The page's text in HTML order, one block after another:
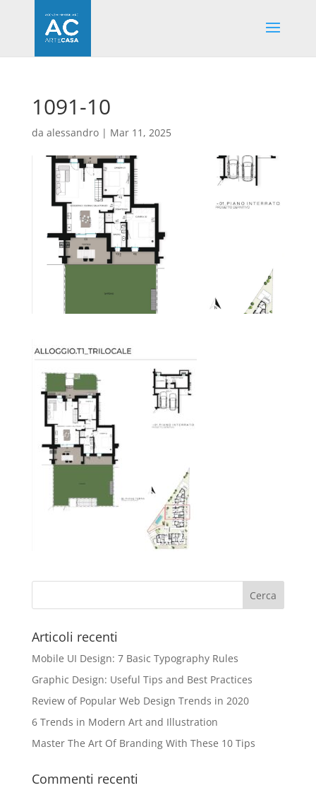
1091-10
da alessandro| Mar 11, 2025
Articoli recenti
Mobile UI Design: 7 Basic Typography Rules
Graphic Design: Useful Tips and Best Practices
Review of Popular Web Design Trends in 2020
6 Trends in Modern Art and Illustration
Master The Art Of Branding With These 10 Tips
Commenti recenti